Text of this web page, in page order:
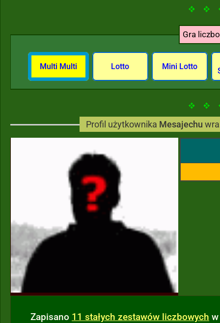
Gra
Multi Multi Lotto Mini Lotto
Profil użytkownika Mesajechu
Zapisano 11 stałych zestawów liczbowych